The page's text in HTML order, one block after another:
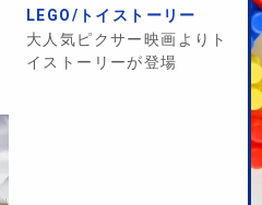
LEGO/トイストーリー
大人気ピクサー映画よりト
イストーリーが登場